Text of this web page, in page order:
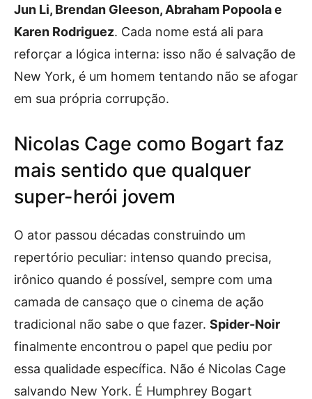
Jun Li, Brendan Gleeson, Abraham Popoola e
Karen Rodriguez. Cada nome está ali para
reforçar a lógica interna: isso não é salvação de
New York, é um homem tentando não se afogar
em sua própria corrupção.
Nicolas Cage como Bogart faz
mais sentido que qualquer
super-herói jovem
O ator passou décadas construindo um
repertório peculiar: intenso quando precisa,
irônico quando é possível, sempre com uma
camada de cansaço que o cinema de ação
tradicional não sabe o que fazer. Spider-Noir
finalmente encontrou o papel que pediu por
essa qualidade específica. Não é Nicolas Cage
salvando New York. É Humphrey Bogart